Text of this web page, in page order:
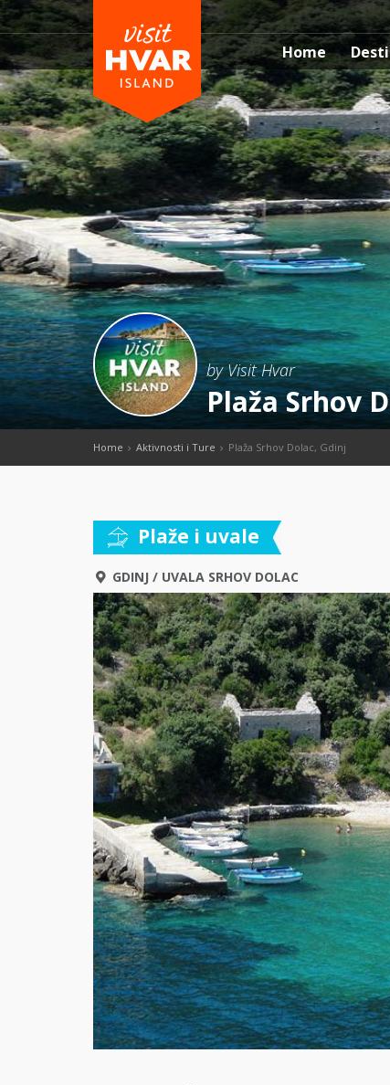
Home
by Visit Hvar
Plaža Srhov
Home Aktivnosti i Ture Plaža Srhov Dolac, Gdinj
Plaže i uvale
GDINJ / UVALA SRHOV DOLAC